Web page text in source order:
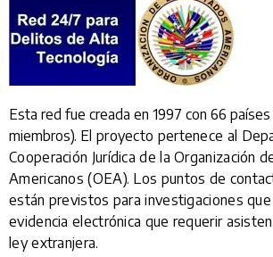
Esta red fue creada en 1997 con 66
miembros). El proyecto pertenece al
Cooperación Jurídica de la Organización
Americanos (OEA). Los puntos de
están previstos para investigaciones que
evidencia electrónica que requerir
ley extranjera.